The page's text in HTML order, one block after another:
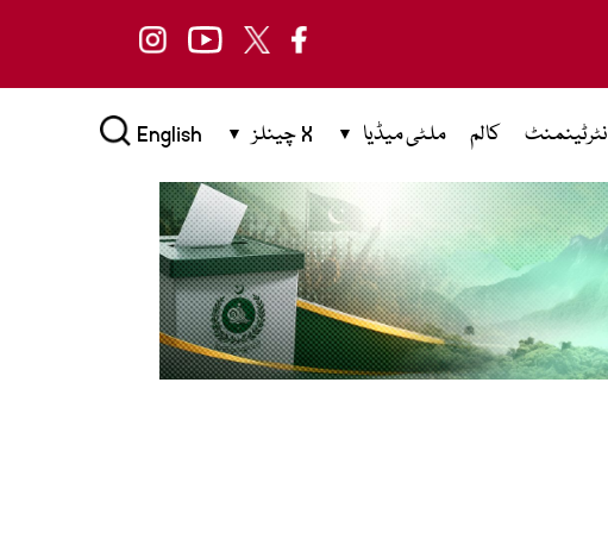
کالم ملٹی میڈیا X چینلز English